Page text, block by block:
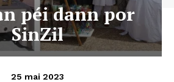
péi dann por
SinZil
25 mai 2023